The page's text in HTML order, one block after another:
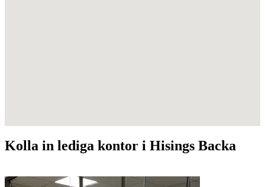
Kolla in lediga kontor i Hisings Backa